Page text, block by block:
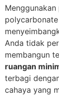
Menggunakan
Anda tidak
membangun
ruangan
terbagi
cahaya yang